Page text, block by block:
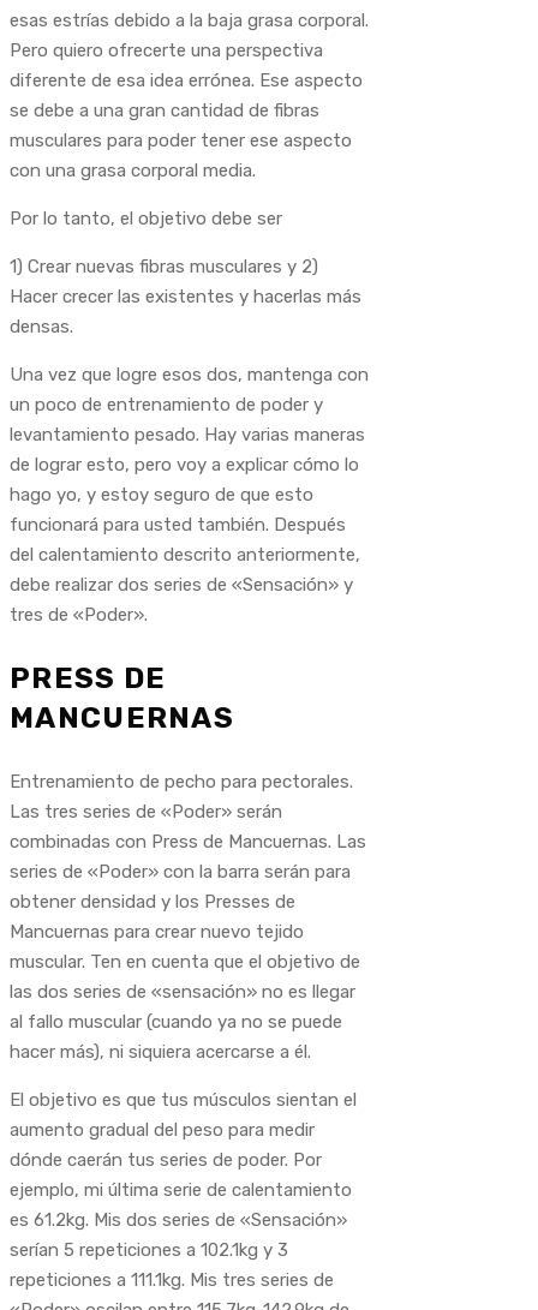
esas estrías debido a la baja grasa corporal.
Pero quiero ofrecerte una perspectiva
diferente de esa idea errónea. Ese aspecto
se debe a una gran cantidad de fibras
musculares para poder tener ese aspecto
con una grasa corporal media.
Por lo tanto, el objetivo debe ser
1) Crear nuevas fibras musculares y 2)
Hacer crecer las existentes y hacerlas más
densas.
Una vez que logre esos dos, mantenga con
un poco de entrenamiento de poder y
levantamiento pesado. Hay varias maneras
de lograr esto, pero voy a explicar cómo lo
hago yo, y estoy seguro de que esto
funcionará para usted también. Después
del calentamiento descrito anteriormente,
debe realizar dos series de «Sensación» y
tres de «Poder».
PRESS DE
MANCUERNAS
Entrenamiento de pecho para pectorales.
Las tres series de «Poder» serán
combinadas con Press de Mancuernas. Las
series de «Poder» con la barra serán para
obtener densidad y los Presses de
Mancuernas para crear nuevo tejido
muscular. Ten en cuenta que el objetivo de
las dos series de «sensación» no es llegar
al fallo muscular (cuando ya no se puede
hacer más), ni siquiera acercarse a él.
El objetivo es que tus músculos sientan el
aumento gradual del peso para medir
dónde caerán tus series de poder. Por
ejemplo, mi última serie de calentamiento
es 61.2kg. Mis dos series de «Sensación»
serían 5 repeticiones a 102.1kg y 3
repeticiones a 111.1kg. Mis tres series de